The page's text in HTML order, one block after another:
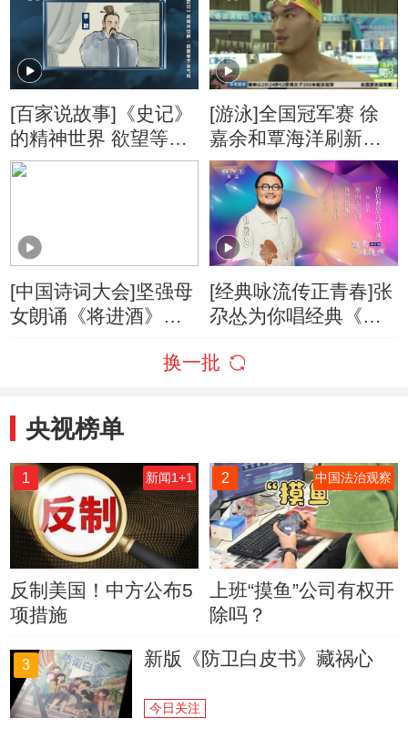
[百家说故事]《史记》
的精神世界 欲望等于
志气吗
[游泳]全国冠军赛 徐
嘉余和覃海洋刷新全
国纪录
[中国诗词大会]坚强母
女朗诵《将进酒》感
[经典咏流传正青春]张
尕怂为你唱经典《房
换一批
央视榜单
1 新闻1+1
反制美国！中方公布5
项措施
2 中国法治观察
上班“摸鱼”公司有权开
除吗？
3 新版《防卫白皮书》藏祸心
今日关注